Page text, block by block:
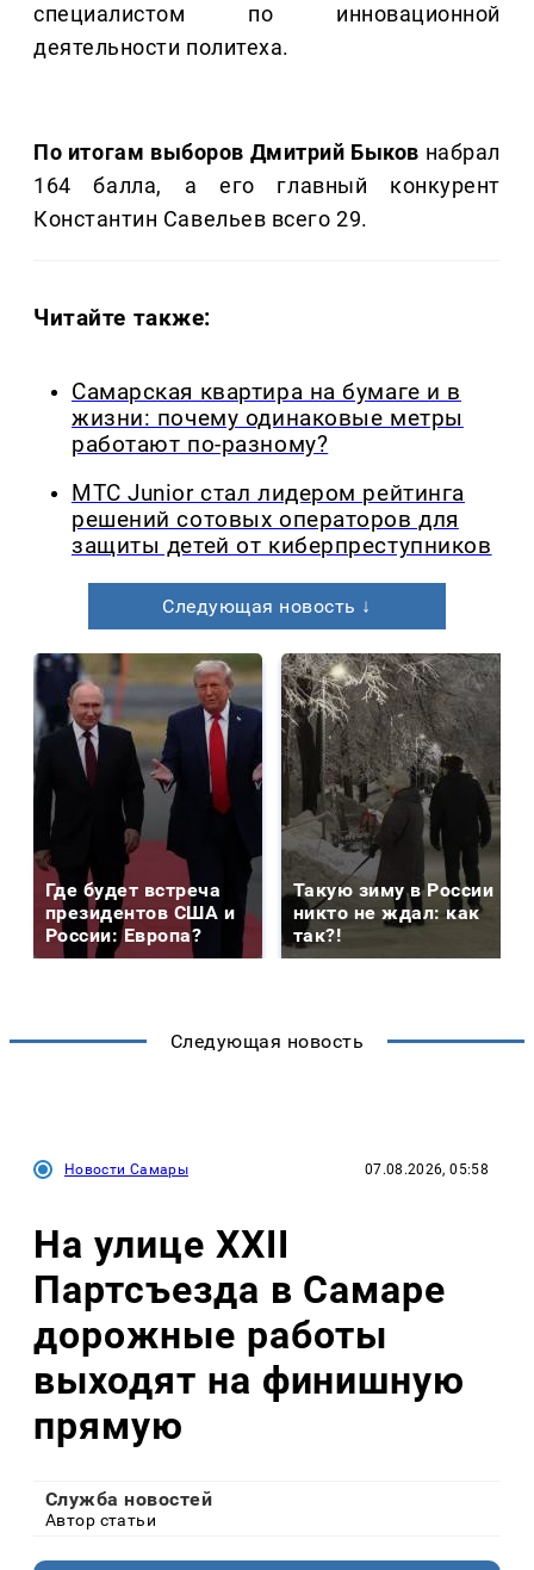
специалистом по инновационной
деятельности политеха.
По итогам выборов Дмитрий Быков набрал
164 балла, а его главный конкурент
Константин Савельев всего 29.
Читайте также:
Самарская квартира на бумаге и в
жизни: почему одинаковые метры
работают по-разному?
МТС Junior стал лидером рейтинга
решений сотовых операторов для
защиты детей от киберпреступников
Следующая новость ↓
Где будет встреча
президентов США и
России: Европа?
Такую зиму в России
никто не ждал: как
так?!
Следующая новость
Новости Самары 07.08.2026, 05:58
На улице XXII
Партсъезда в Самаре
дорожные работы
выходят на финишную
прямую
Служба новостей
Автор статьи